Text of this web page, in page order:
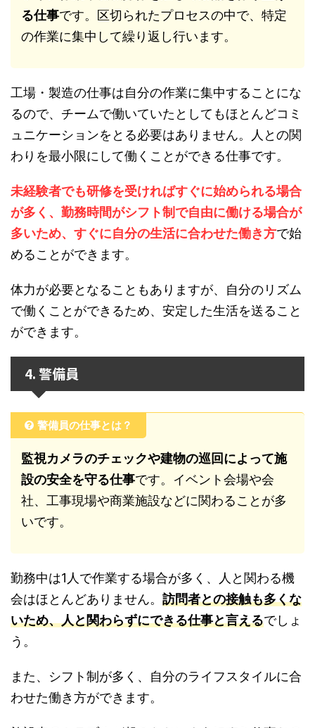
る仕事です。区切られたプロセスの中で、特定
の作業に集中して繰り返し行います。
工場・製造の仕事は自分の作業に集中することにな
るので、チームで働いていたとしてもほとんどコミ
ュニケーションをとる必要はありません。人との関
わりを最小限にして働くことができる仕事です。
未経験者でも研修を受ければすぐに始められる場合
が多く、勤務時間がシフト制で自由に働ける場合が
多いため、すぐに自分の生活に合わせた働き方で始
めることができます。
体力が必要となることもありますが、自分のリズム
で働くことができるため、安定した生活を送ること
ができます。
4. 警備員
警備員の仕事とは？
監視カメラのチェックや建物の巡回によって施
設の安全を守る仕事です。イベント会場や会
社、工事現場や商業施設などに関わることが多
いです。
勤務中は1人で作業する場合が多く、人と関わる機
会はほとんどありません。 訪問者との接触も多くな
いため、人と関わらずにできる仕事と言えるでしょ
う。
また、シフト制が多く、自分のライフスタイルに合
わせた働き方ができます。